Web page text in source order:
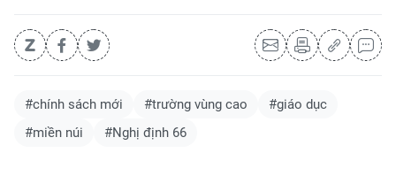
#chính sách mới #trường vùng cao
#giáo dục
#miền núi
#Nghị định 66